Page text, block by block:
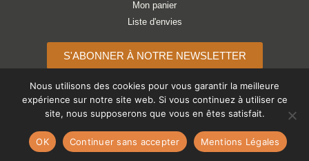
Mon panier
Liste d'envies
S'ABONNER À NOTRE NEWSLETTER
Copyright © 2026 ATELIER LÉONIE
Paiements acceptés :
Nous utilisons des cookies pour vous garantir la meilleure
expérience sur notre site web. Si vous continuez à utiliser ce
site, nous supposerons que vous en êtes satisfait.
OK Continuer sans accepter Mentions Légales